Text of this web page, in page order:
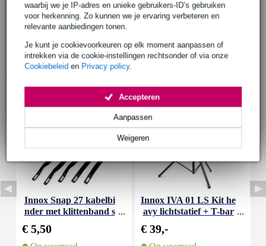
waarbij we je IP-adres en unieke gebruikers-ID’s gebruiken
voor herkenning. Zo kunnen we je ervaring verbeteren en
relevante aanbiedingen tonen.
Je kunt je cookievoorkeuren op elk moment aanpassen of
intrekken via de cookie-instellingen rechtsonder of via onze
Cookiebeleid en Privacy policy.
Weigeren
Aanpassen
Accepteren
Accessoires (9)
Innox Snap 27 kabelbi
nder met klittenband s
€ 5,50
Innox IVA 01 LS Kit he
avy lichtstatief + T-bar
€ 39,-